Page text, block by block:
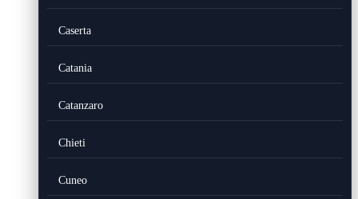
Caserta
Catania
Catanzaro
Chieti
Cuneo